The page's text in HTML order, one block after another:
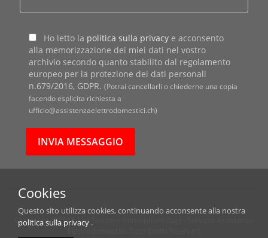
Ho letto la politica sulla privacy e acconsento
alla memorizzazione dei miei dati nel vostro
archivio secondo quanto stabilito dal regolamento
europeo per la protezione dei dati personali
n.679/2016, GDPR. (Potrai cancellarli o chiederne una copia
facendo esplicita richiesta a
ufficio@assistenzaelettrodomestici.ch)
Copyright ©2014 Alpi Svizzere Immobiliare Sagl - Servizio Assistenza
Elettrodomestici. Tutti Diritti Riservati.
Cookies
Questo sito utilizza cookies, continuando acconsente alla nostra
politica sulla privacy .